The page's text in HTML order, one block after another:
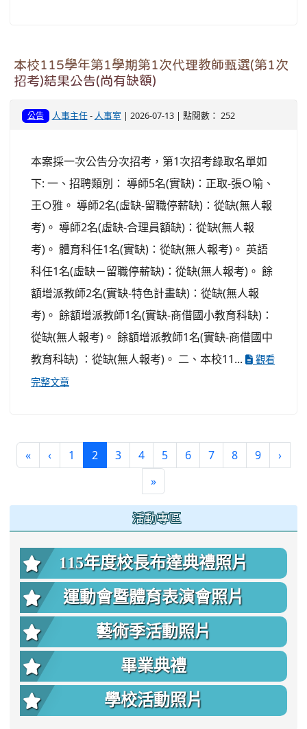
本校115學年第1學期第1次代理教師甄選(第1次
招考)結果公告(尚有缺額)
公告 人事主任- 人事室 | 2026-07-13 | 點閱數： 252
本案採一次公告分次招考，第1次招考錄取名單如
下: 一、招聘類別： 導師5名(實缺)：正取-張○喻、
王○雅。 導師2名(虛缺-留職停薪缺)：從缺(無人報
考)。 導師2名(虛缺-合理員額缺)：從缺(無人報
考)。 體育科任1名(實缺)：從缺(無人報考)。 英語
科任1名(虛缺－留職停薪缺)：從缺(無人報考)。 餘
額增派教師2名(實缺-特色計畫缺)：從缺(無人報
考)。 餘額增派教師1名(實缺-商借國小教育科缺)：
從缺(無人報考)。 餘額增派教師1名(實缺-商借國中
教育科缺) ：從缺(無人報考)。 二、本校11...
觀看
完整文章
« ‹ 1 2 (current)
3 4 5 6 7 8 9
›
»
活動專區
115年度校長布達典禮照片
運動會暨體育表演會照片
藝術季活動照片
畢業典禮
學校活動照片